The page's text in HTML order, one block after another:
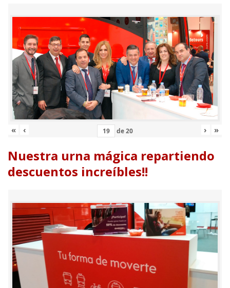
« ‹ de20 › »
Nuestra urna mágica repartiendo
descuentos increíbles!!